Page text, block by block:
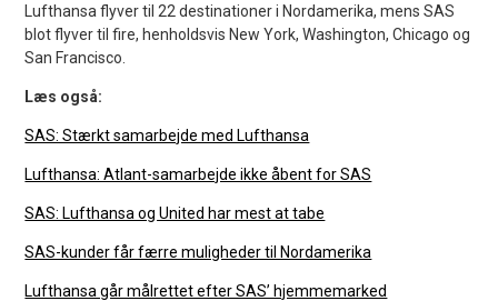
Lufthansa flyver til 22 destinationer i Nordamerika, mens SAS
blot flyver til fire, henholdsvis New York, Washington, Chicago og
San Francisco.
Læs også:
SAS: Stærkt samarbejde med Lufthansa
Lufthansa: Atlant-samarbejde ikke åbent for SAS
SAS: Lufthansa og United har mest at tabe
SAS-kunder får færre muligheder til Nordamerika
Lufthansa går målrettet efter SAS’ hjemmemarked